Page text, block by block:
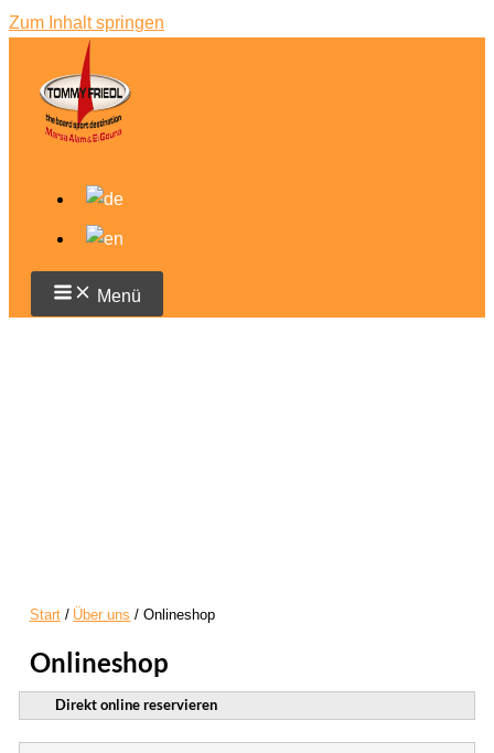
Zum Inhalt springen
Menü
Start Über uns Onlineshop
Onlineshop
Direkt online reservieren